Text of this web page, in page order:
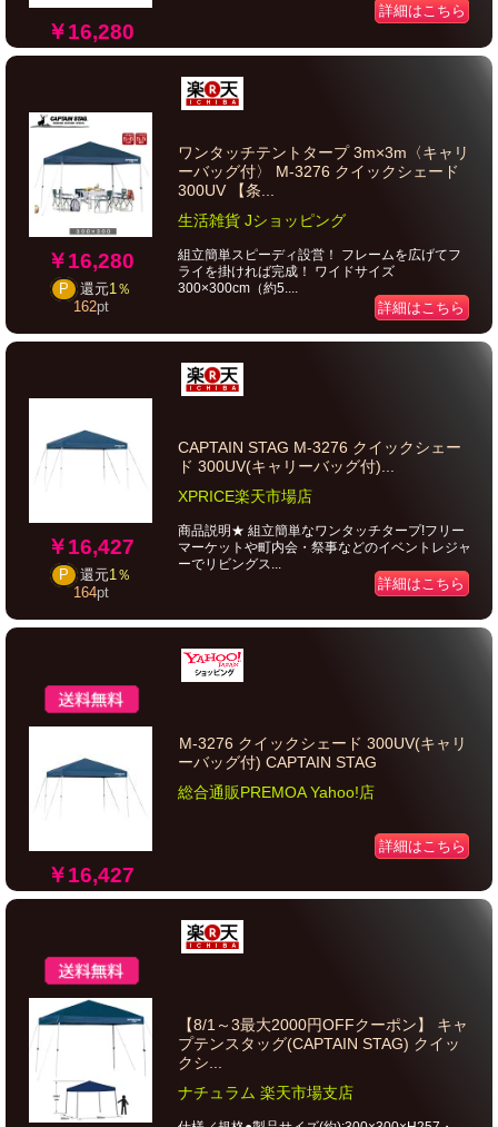
￥16,280
詳細はこちら
￥16,280
P 還元1％
162pt
ワンタッチテントタープ 3m×3m〈キャリ
ーバッグ付〉 M-3276 クイックシェード
300UV 【条...
生活雑貨 Jショッピング
組立簡単スピーディ設営！ フレームを広げてフ
ライを掛ければ完成！ ワイドサイズ
300×300cm（約5....
詳細はこちら
￥16,427
P 還元1％
164pt
CAPTAIN STAG M-3276 クイックシェー
ド 300UV(キャリーバッグ付)...
XPRICE楽天市場店
商品説明★ 組立簡単なワンタッチタープ!フリー
マーケットや町内会・祭事などのイベントレジャ
ーでリビングス...
詳細はこちら
￥16,427
M-3276 クイックシェード 300UV(キャリ
ーバッグ付) CAPTAIN STAG
総合通販PREMOA Yahoo!店
詳細はこちら
【8/1～3最大2000円OFFクーポン】 キャ
プテンスタッグ(CAPTAIN STAG) クイッ
クシ...
ナチュラム 楽天市場支店